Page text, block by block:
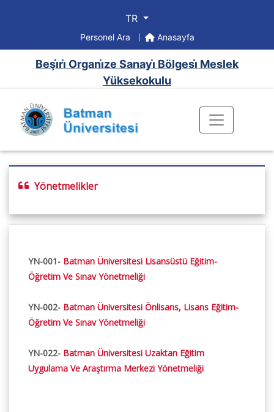
TR
Personel Ara Anasayfa
Beşi̇ri̇ Organi̇ze Sanayi̇ Bölgesi̇ Meslek
Yüksekokulu
Yönetmelikler
YN-001- Batman Üniversitesi Lisansüstü Eğitim-
Öğretim Ve Sınav Yönetmeliği
YN-002- Batman Üniversitesi Önlisans, Lisans Eğitim-
Öğretim Ve Sınav Yönetmeliği
YN-022- Batman Üniversitesi Uzaktan Eğitim
Uygulama Ve Araştırma Merkezi Yönetmeliği